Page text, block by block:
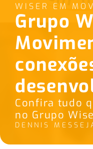
WISER EM
Grupo
Confira tudo
no Grupo
DENNIS